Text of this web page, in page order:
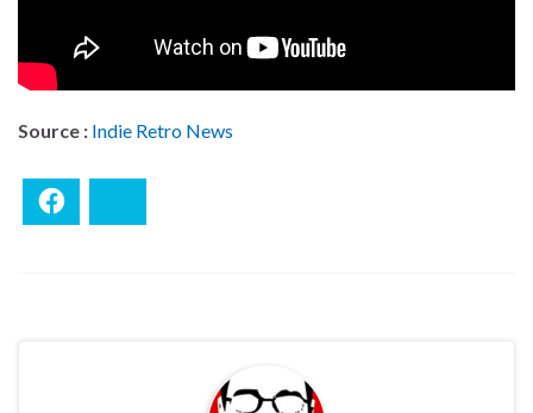
Source : Indie Retro News